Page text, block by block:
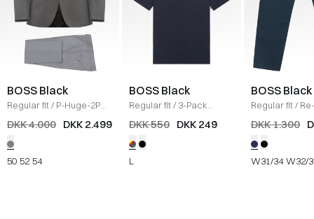
BOSS Black
Regular fit/ P-Huge-2PCS
Habit / GRÅ
DKK 4.000 DKK 2.499
50 52 54
BOSS Black
Regular fit/ 3-Pack
crewneck T-shirts /
DKK 550 DKK 249
L
BOSS Black
Regular fit/
Mouliné-Twill
DKK 1.300
W31/34 W32/